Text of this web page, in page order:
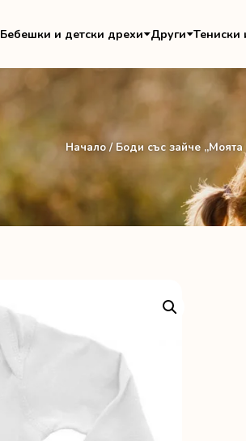
Бебешки и детски дрехи Други Тениски
Начало/ Боди със зайче